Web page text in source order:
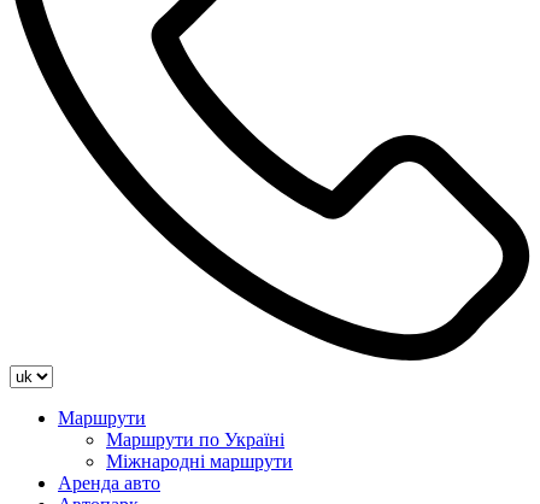
Маршрути
Маршрути по Україні
Міжнародні маршрути
Аренда авто